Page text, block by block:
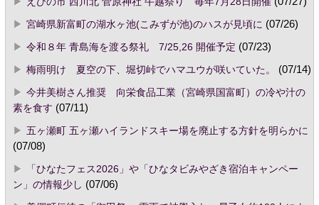
宮崎県新富町の湖水ヶ池(こみずが池)のハスが見頃に (07/26)
令和８年 青島海を渡る祭礼 7/25,26 開催予定 (07/23)
梅雨明け 夏空の下、堀切峠でハマユウが咲いていた。
(07/14)
今井美樹さん推奨 向栄食品工業（宮崎県国富町）の冷や汁の
素を食す (07/11)
五ヶ瀬町 五ヶ瀬ハイランドスキー場を廃止する方針を明らかに
(07/08)
「ひなたフェス2026」や「ひなタビみやざき宿泊キャンペー
ン」の情報少し (07/06)